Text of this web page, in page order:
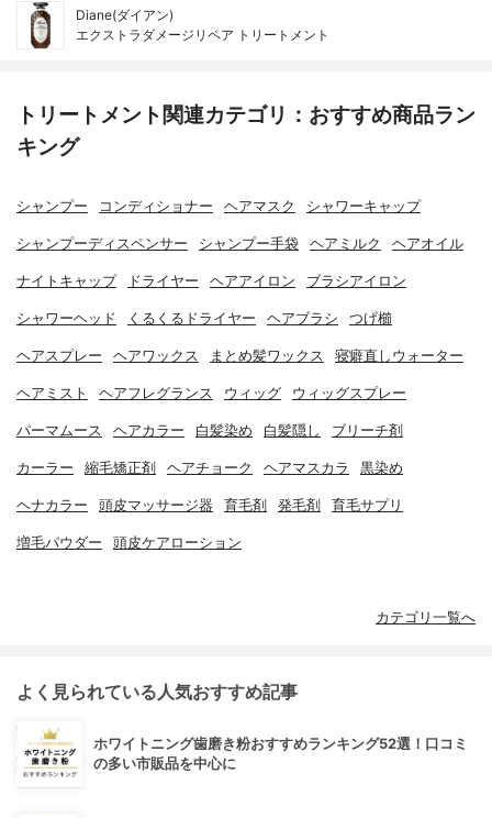
Diane(ダイアン)
エクストラダメージリペア トリートメント
トリートメント関連カテゴリ：おすすめ商品ラン
キング
シャンプー コンディショナー ヘアマスク シャワーキャップ
シャンプーディスペンサー シャンプー手袋 ヘアミルク ヘアオイル
ナイトキャップ ドライヤー ヘアアイロン ブラシアイロン
シャワーヘッド くるくるドライヤー ヘアブラシ つげ櫛
ヘアスプレー ヘアワックス まとめ髪ワックス 寝癖直しウォーター
ヘアミスト ヘアフレグランス ウィッグ ウィッグスプレー
パーマムース ヘアカラー 白髪染め 白髪隠し ブリーチ剤
カーラー 縮毛矯正剤 ヘアチョーク ヘアマスカラ 黒染め
ヘナカラー 頭皮マッサージ器 育毛剤 発毛剤 育毛サプリ
増毛パウダー 頭皮ケアローション
カテゴリ一覧へ
よく見られている人気おすすめ記事
ホワイトニング歯磨き粉おすすめランキング52選！口コミ
の多い市販品を中心に